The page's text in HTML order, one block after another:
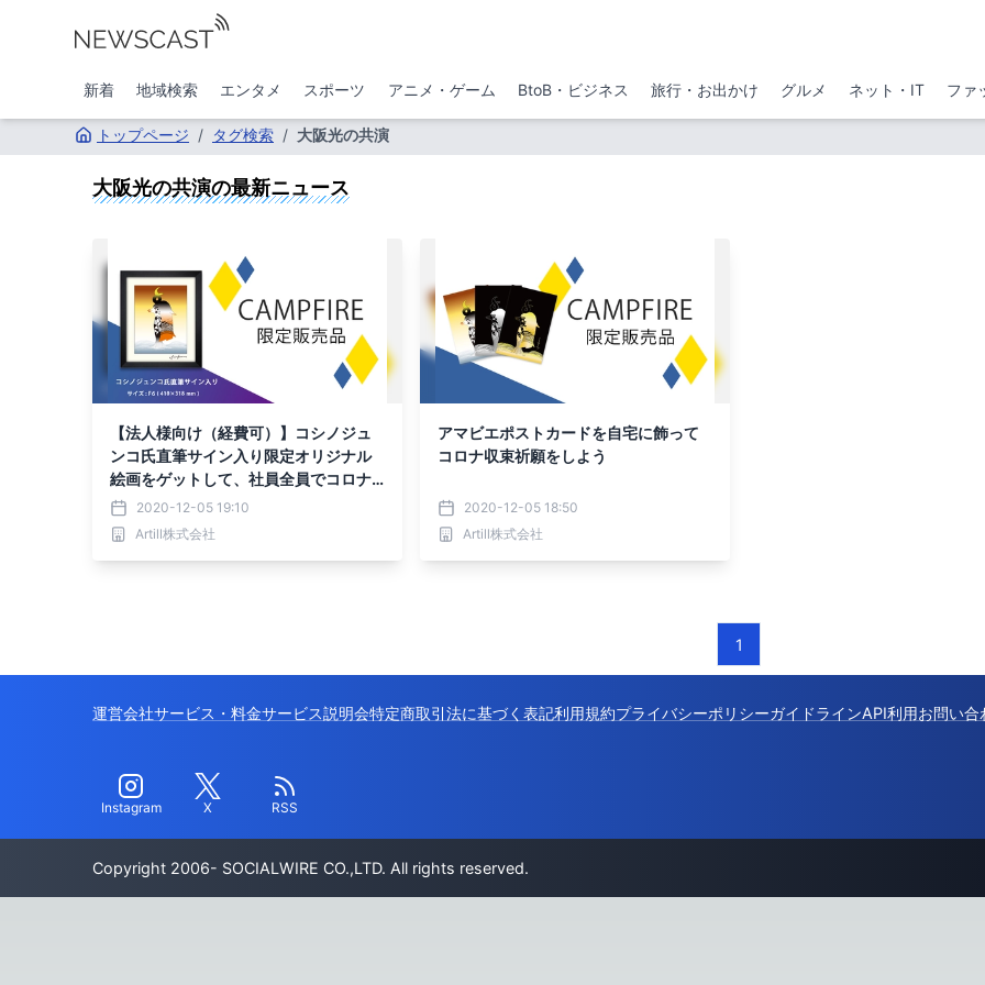
新着 地域検索 エンタメ スポーツ アニメ・ゲーム BtoB・ビジネス 旅行・お出かけ グルメ ネット・IT ファ
トップページ / タグ検索 / 大阪光の共演
大阪光の共演の最新ニュース
【法人様向け（経費可）】コシノジュ
ンコ氏直筆サイン入り限定オリジナル
絵画をゲットして、社員全員でコロナ
収束祈願をしよう！
2020-12-05 19:10
Artill株式会社
アマビエポストカードを自宅に飾って
コロナ収束祈願をしよう
2020-12-05 18:50
Artill株式会社
1
運営会社サービス・料金サービス説明会特定商取引法に基づく表記利用規約プライバシーポリシーガイドラインAPI利用お問い合
Instagram X RSS
Copyright 2006- SOCIALWIRE CO.,LTD. All rights reserved.